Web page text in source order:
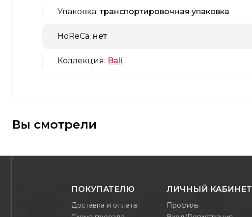
Упаковка: транспортировочная упаковка
HoReCa: нет
Коллекция: Bali
Вы смотрели
ПОКУПАТЕЛЮ
Доставка и оплата
ЛИЧНЫЙ КАБИНЕТ
Профиль